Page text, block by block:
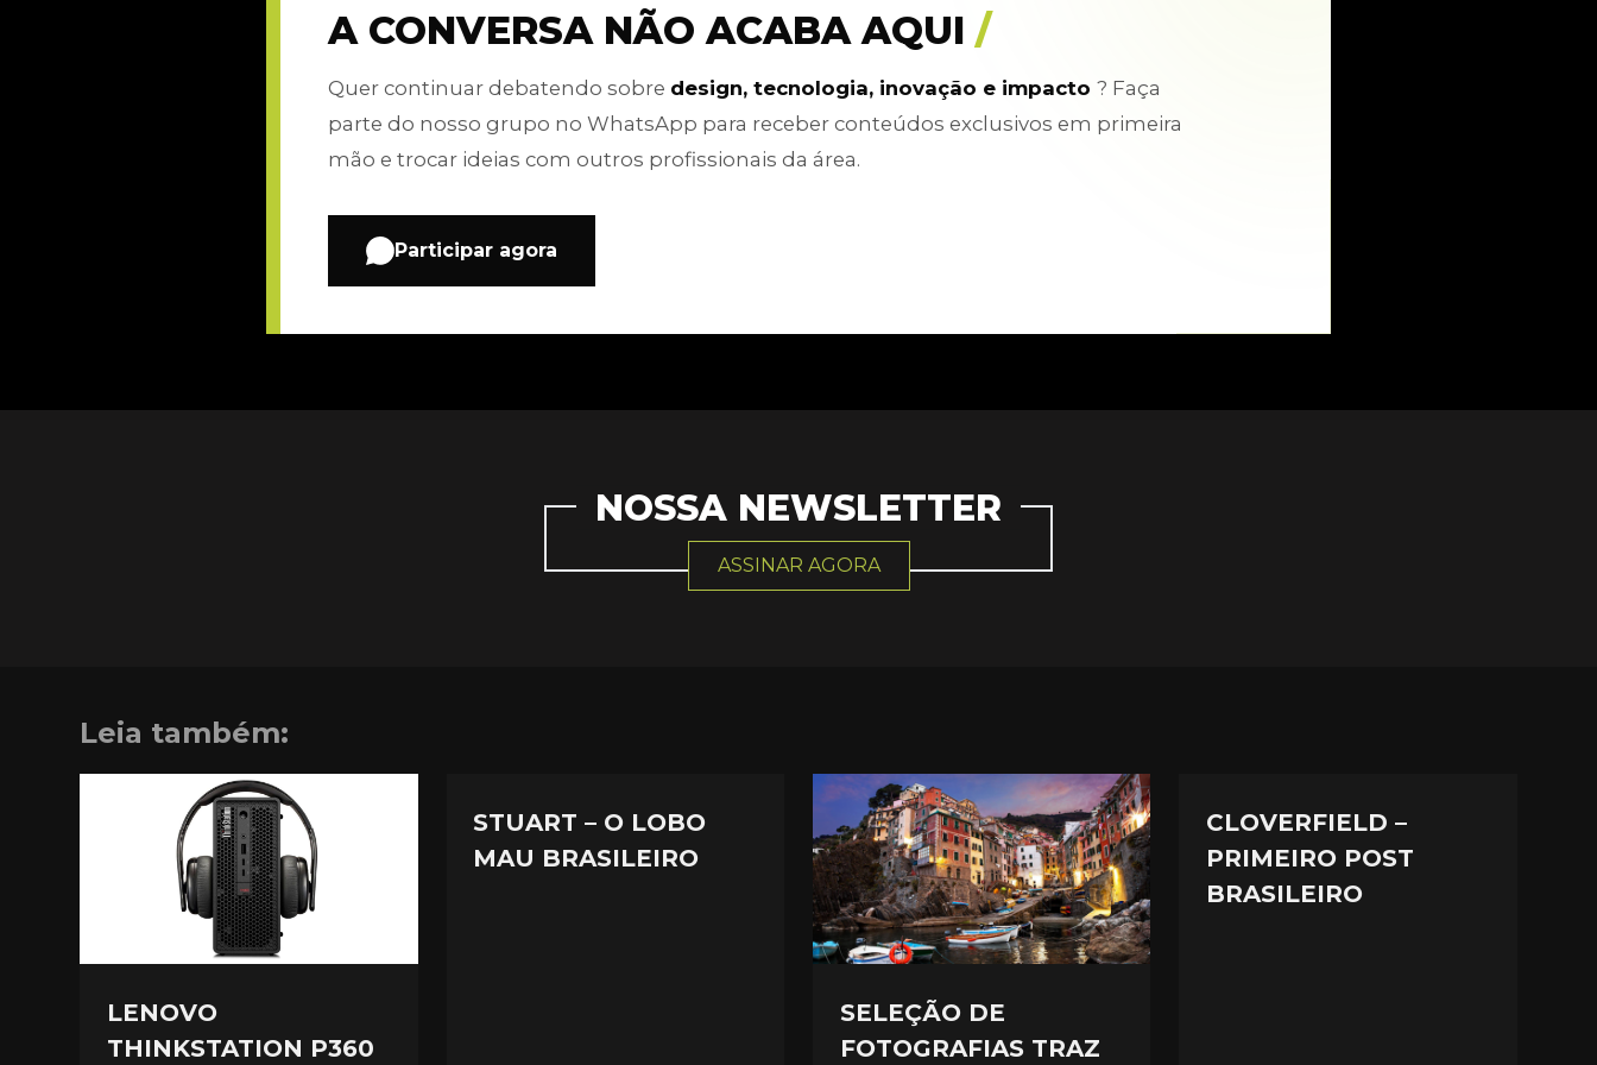
A CONVERSA NÃO ACABA AQUI /
Quer continuar debatendo sobre design, tecnologia, inovação e impacto ? Faça
parte do nosso grupo no WhatsApp para receber conteúdos exclusivos em primeira
mão e trocar ideias com outros profissionais da área.
Participar agora
NOSSA NEWSLETTER
ASSINAR AGORA
Leia também:
LENOVO
THINKSTATION P360
STUART – O LOBO
MAU BRASILEIRO
SELEÇÃO DE
FOTOGRAFIAS TRAZ
CLOVERFIELD –
PRIMEIRO POST
BRASILEIRO